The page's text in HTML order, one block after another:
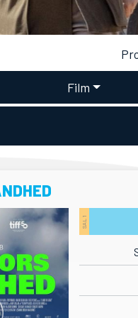
Film
SAL 1